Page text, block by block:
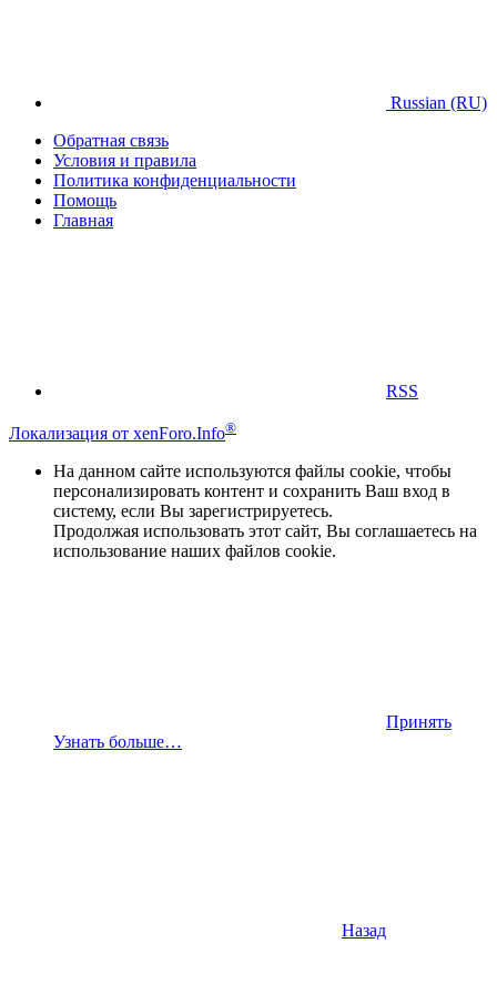
Russian (RU)
Обратная связь
Условия и правила
Политика конфиденциальности
Помощь
Главная
RSS
Локализация от xenForo.Info®
На данном сайте используются файлы cookie, чтобы
персонализировать контент и сохранить Ваш вход в
систему, если Вы зарегистрируетесь.
Продолжая использовать этот сайт, Вы соглашаетесь на
использование наших файлов cookie.
Принять
Узнать больше…
Назад